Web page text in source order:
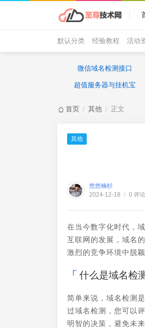
默认分类 经验教程 活动
微信域名检测接口
超值服务器与挂机宝
首页 / 其他 / 正文
其他
悠悠楠杉
2024-12-18 / 0 评论
在当今数字化时代，
互联网的发展，域名
激烈的竞争环境中脱
什么是域名检
简单来说，域名检测
过域名检测，您可以
明智的决策，避免未